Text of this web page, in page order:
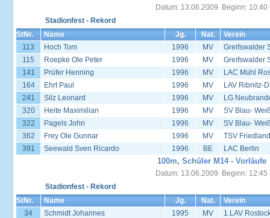
Datum: 13.06.2009 Beginn: 10:40
Stadionfest - Rekord
StNr.
Name Jg. Nat.
Verein
113
Hoch Tom 1996 MV
Greifswalder
115
Roepke Ole Peter 1996 MV
Greifswalder
141
Prüfer Henning 1996 MV
LAC Mühl
164
Ehrt Paul 1996 MV
LAV Ribnitz-
241
Silz Leonard 1996 MV
LG
320
Heite Maximilian 1996 MV
SV Blau-
322
Pagels John 1996 MV
SV Blau-
362
Frey Ole Gunnar 1996 MV
TSV
391
Seewald Sven Ricardo 1996 BE LAC Berlin
100m, Schüler M14 - Vorläufe
Datum: 13.06.2009 Beginn: 12:45
Stadionfest - Rekord
StNr.
Name Jg. Nat.
Verein
34
Schmidt Johannes 1995 MV
1.LAV